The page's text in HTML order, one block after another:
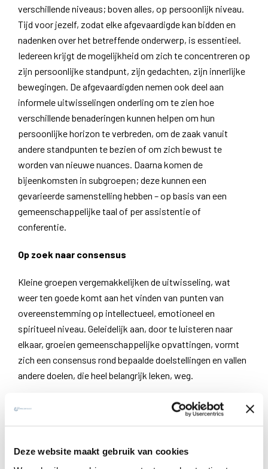
Deze website maakt gebruik van cookies
verschillende niveaus; boven alles, op persoonlijk niveau.
Tijd voor jezelf, zodat elke afgevaardigde kan bidden en
nadenken over het betreffende onderwerp, is essentieel.
Iedereen krijgt de mogelijkheid om zich te concentreren op
zijn persoonlijke standpunt, zijn gedachten, zijn innerlijke
bewegingen. De afgevaardigden nemen ook deel aan
informele uitwisselingen onderling om te zien hoe
verschillende benaderingen kunnen helpen om hun
persoonlijke horizon te verbreden, om de zaak vanuit
andere standpunten te bezien of om zich bewust te
worden van nieuwe nuances. Daarna komen de
bijeenkomsten in subgroepen; deze kunnen een
gevarieerde samenstelling hebben – op basis van een
gemeenschappelijke taal of per assistentie of
conferentie.
Op zoek naar consensus
Kleine groepen vergemakkelijken de uitwisseling, wat
weer ten goede komt aan het vinden van punten van
overeenstemming op intellectueel, emotioneel en
spiritueel niveau. Geleidelijk aan, door te luisteren naar
elkaar, groeien gemeenschappelijke opvattingen, vormt
zich een consensus rond bepaalde doelstellingen en vallen
andere doelen, die heel belangrijk leken, weg.
Ten slotte komt de discussie in de aula waarbij een
uitwisseling tussen alle afgevaardigden de gelegenheid
belangrijk is voor de Sociëteit als geheel te herkennen. Net
als in een zeef botsen je eigen ideeën tegen die van